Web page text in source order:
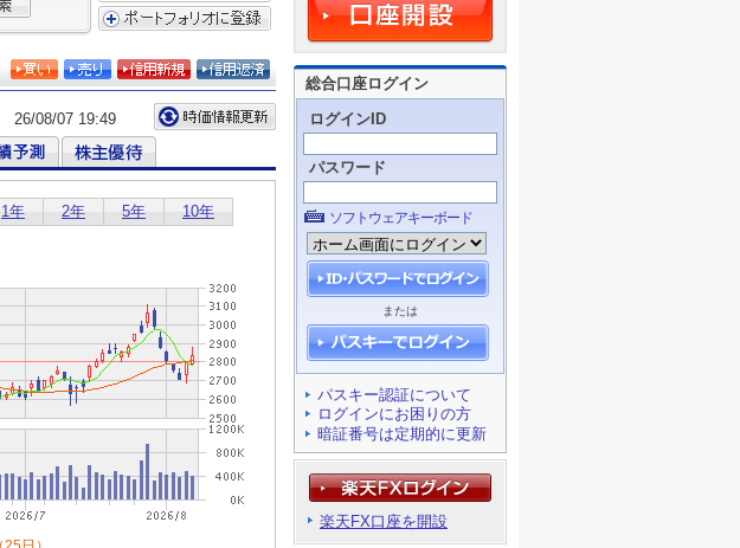
総合口座ログイン
ログインID
パスワード
ソフトウェアキーボード
または
パスキー認証について
ログインにお困りの方
暗証番号は定期的に更新
楽天FX口座を開設